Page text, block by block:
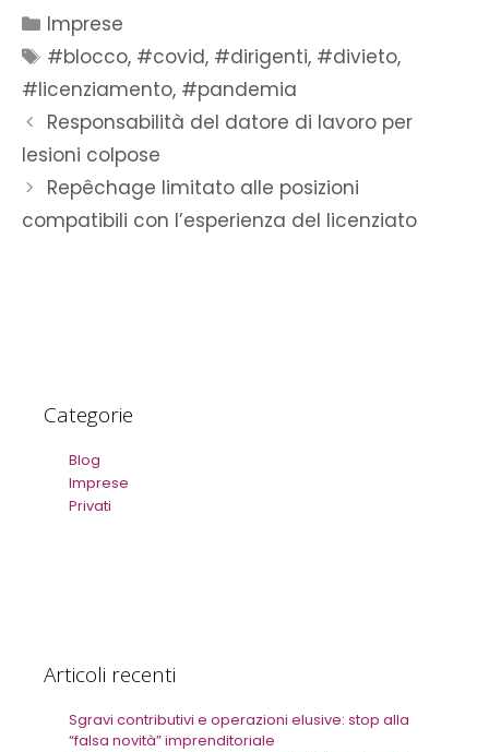
Imprese
#blocco, #covid, #dirigenti, #divieto,
#licenziamento, #pandemia
Responsabilità del datore di lavoro per
lesioni colpose
Repêchage limitato alle posizioni
compatibili con l’esperienza del licenziato
Categorie
Blog
Imprese
Privati
Articoli recenti
Sgravi contributivi e operazioni elusive: stop alla
“falsa novità” imprenditoriale